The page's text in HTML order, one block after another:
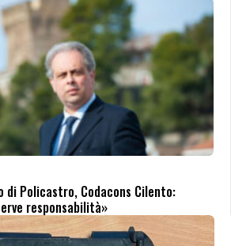
di Policastro, Codacons Cilento:
responsabilità»